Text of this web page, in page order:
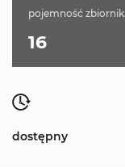
pojemność
16
dostępny